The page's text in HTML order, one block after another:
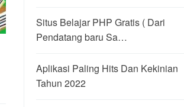
Situs Belajar PHP Gratis ( Dari
Pendatang baru Sa…
Aplikasi Paling Hits Dan Kekinian
Tahun 2022